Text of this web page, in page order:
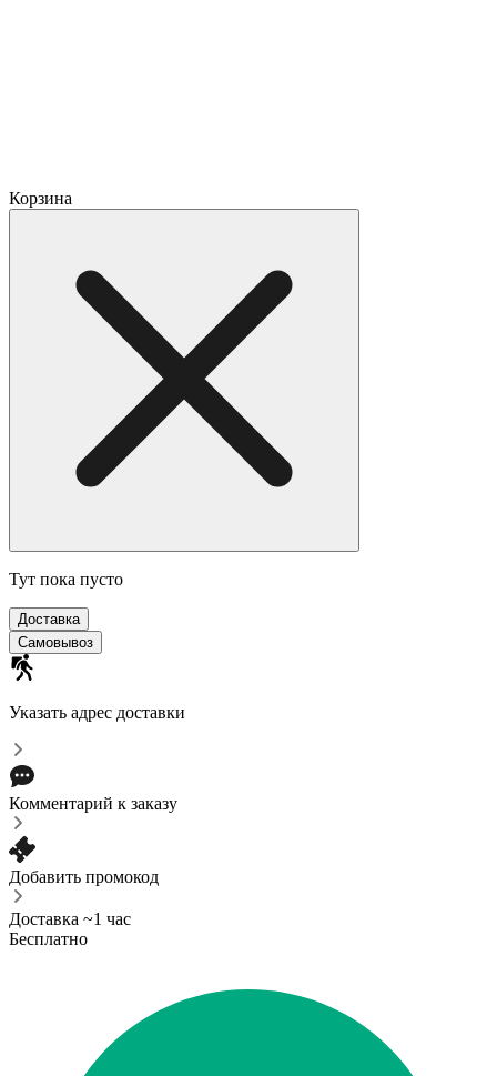
Корзина
Тут пока пусто
Доставка
Самовывоз
Указать адрес доставки
Комментарий к заказу
Добавить промокод
Доставка ~1 час
Бесплатно